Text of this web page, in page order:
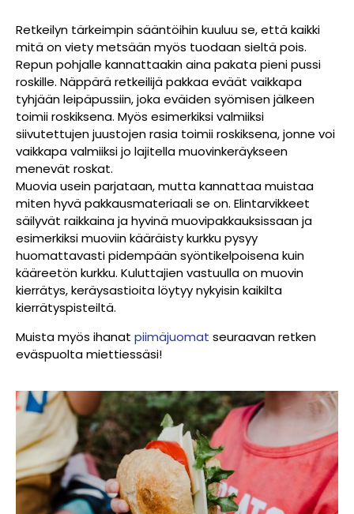
Retkeilyn tärkeimpin sääntöihin kuuluu se, että kaikki
mitä on viety metsään myös tuodaan sieltä pois.
Repun pohjalle kannattaakin aina pakata pieni pussi
roskille. Näppärä retkeilijä pakkaa eväät vaikkapa
tyhjään leipäpussiin, joka eväiden syömisen jälkeen
toimii roskiksena. Myös esimerkiksi valmiiksi
siivutettujen juustojen rasia toimii roskiksena, jonne voi
vaikkapa valmiiksi jo lajitella muovinkeräykseen
menevät roskat.
Muovia usein parjataan, mutta kannattaa muistaa
miten hyvä pakkausmateriaali se on. Elintarvikkeet
säilyvät raikkaina ja hyvinä muovipakkauksissaan ja
esimerkiksi muoviin kääräisty kurkku pysyy
huomattavasti pidempään syöntikelpoisena kuin
kääreetön kurkku. Kuluttajien vastuulla on muovin
kierrätys, keräysastioita löytyy nykyisin kaikilta
kierrätyspisteiltä.
Muista myös ihanat piimäjuomat seuraavan retken
eväspuolta miettiessäsi!